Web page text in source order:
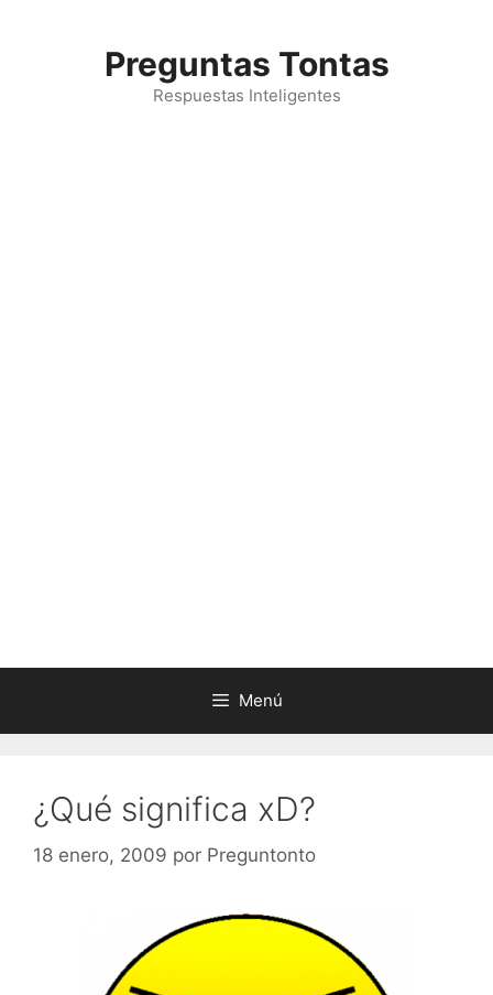
Preguntas Tontas
Respuestas Inteligentes
Menú
¿Qué significa xD?
18 enero, 2009 por Preguntonto